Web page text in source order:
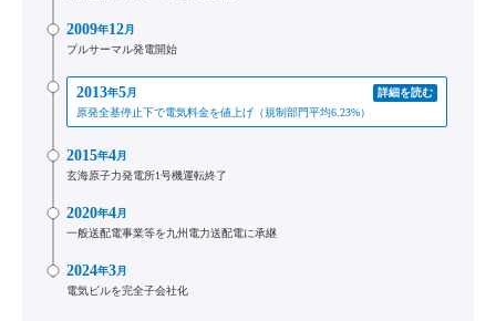
2009年12月
プルサーマル発電開始
2013年5月
詳細を読む
原発全基停止下で電気料金を値上げ（規制部門平均6.23%）
2015年4月
玄海原子力発電所1号機運転終了
2020年4月
一般送配電事業等を九州電力送配電に承継
2024年3月
電気ビルを完全子会社化